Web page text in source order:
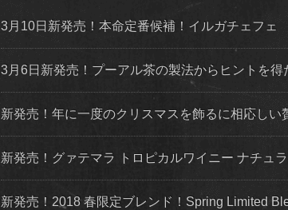
3月10日新発売！本命定番候補！イルガチェフ
3月6日新発売！プーアル茶の製法からヒントを
新発売！年に一度のクリスマスを飾るに相応し
新発売！グァテマラ トロピカルワイニー ナチュ
新発売！2018 春限定ブレンド！Spring Limited